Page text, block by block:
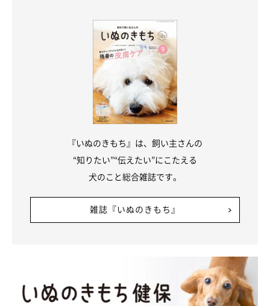
『いぬのきもち』は、飼い主さんの
“知りたい”“伝えたい”にこたえる
犬のこと総合雑誌です。
雑誌『いぬのきもち』